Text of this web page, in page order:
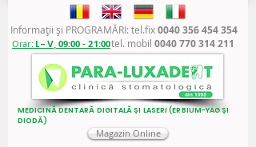
Informaţii şi PROGRAMĂRI: tel.fix0040 356 454 354
tel. mobil 0040 770 314 211
Orar: L - V, 09:00 - 21:00
MEDICINĂ DENTARĂ DIGITALĂ ȘI LASERI (ERBIUM-YAG ȘI
DIODĂ)
Magazin Online